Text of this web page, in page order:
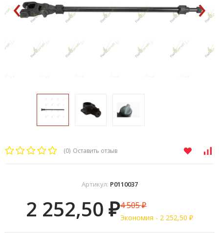
(0) Оставить отзыв
Артикул: P0110037
2 252,50 ₽4 505₽
Экономия - 2 252,50 ₽